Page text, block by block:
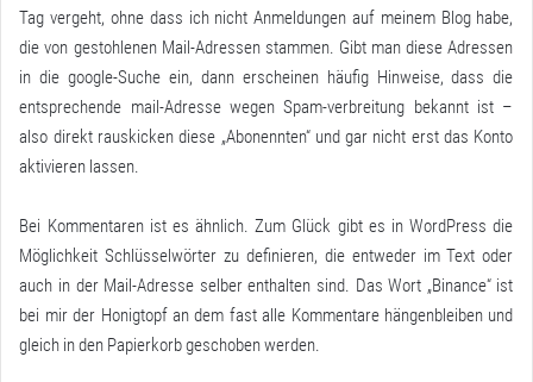
Tag vergeht, ohne dass ich nicht Anmeldungen auf meinem Blog habe,
die von gestohlenen Mail-Adressen stammen. Gibt man diese Adressen
in die google-Suche ein, dann erscheinen häufig Hinweise, dass die
entsprechende mail-Adresse wegen Spam-verbreitung bekannt ist –
also direkt rauskicken diese „Abonennten“ und gar nicht erst das Konto
aktivieren lassen.
Bei Kommentaren ist es ähnlich. Zum Glück gibt es in WordPress die
Möglichkeit Schlüsselwörter zu definieren, die entweder im Text oder
auch in der Mail-Adresse selber enthalten sind. Das Wort „Binance“ ist
bei mir der Honigtopf an dem fast alle Kommentare hängenbleiben und
gleich in den Papierkorb geschoben werden.